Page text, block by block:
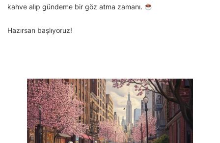
kahve alıp gündeme bir göz atma zamanı.
Hazırsan başlıyoruz!